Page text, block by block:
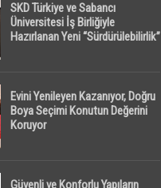
SKD Türkiye ve Sabancı
Üniversitesi İş Birliğiyle
Hazırlanan Yeni “Sürdürülebilirlik”
Evini Yenileyen Kazanıyor, Doğru
Boya Seçimi Konutun Değerini
Koruyor
Güvenli ve Konforlu Yapıların